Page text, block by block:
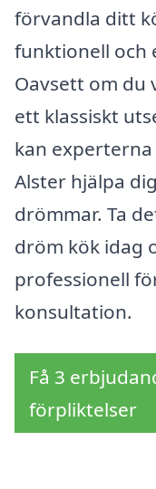
förvandla ditt
funktionell och
Oavsett om du
ett klassiskt
kan
Alster hjälpa
drömmar. Ta
dröm kök idag
professionell
konsultation.
Få 3
förpliktelser